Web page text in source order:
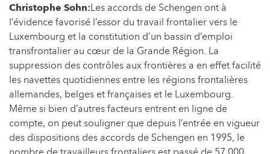
Christophe Sohn:Les accords de Schengen ont à
l’évidence favorisé l’essor du travail frontalier vers le
Luxembourg et la constitution d’un bassin d’emploi
transfrontalier au cœur de la Grande Région. La
suppression des contrôles aux frontières a en effet facilité
les navettes quotidiennes entre les régions frontalières
allemandes, belges et françaises et le Luxembourg.
Même si bien d’autres facteurs entrent en ligne de
compte, on peut souligner que depuis l’entrée en vigueur
des dispositions des accords de Schengen en 1995, le